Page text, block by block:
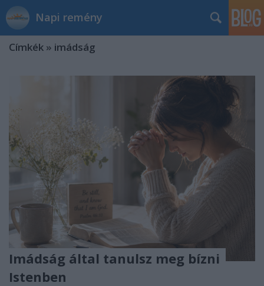
Napi remény
Címkék » imádság
Imádság által tanulsz meg bízni
Istenben